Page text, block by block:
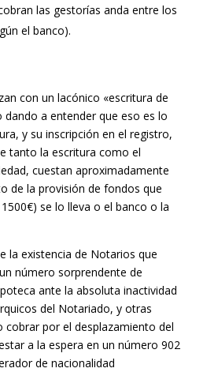
las gestorías anda entre los
el banco).
con un lacónico «escritura de
dando a entender que eso es lo
y su inscripción en el registro,
tanto la escritura como el
cuestan aproximadamente
de la provisión de fondos que
se lo lleva o el banco o la
la existencia de Notarios que
número sorprendente de
ante la absoluta inactividad
del Notariado, y otras
cobrar por el desplazamiento del
a la espera en un número 902
de nacionalidad